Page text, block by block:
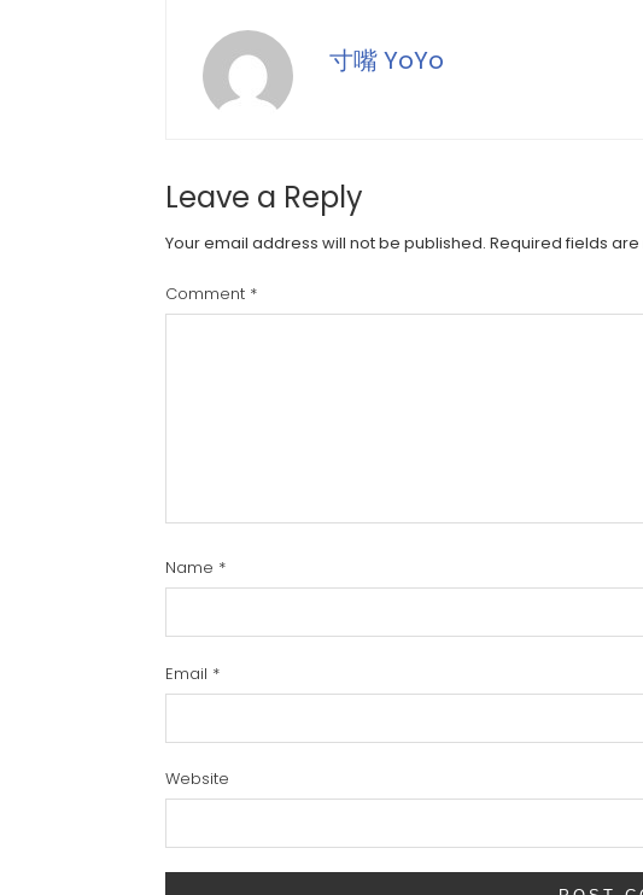
寸嘴 YoYo
Leave a Reply
Your email address will not be published. Required fields
Comment *
Name *
Email *
Website